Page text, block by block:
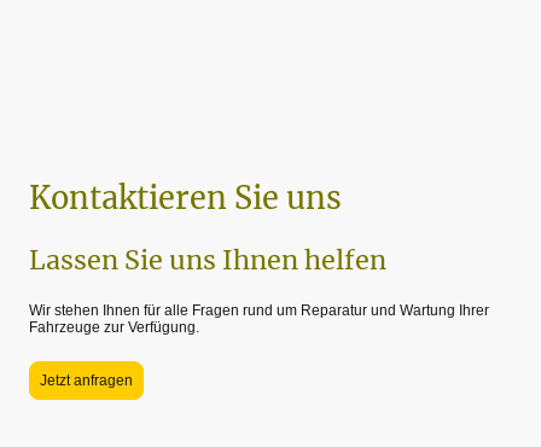
Kontaktieren Sie uns
Lassen Sie uns Ihnen helfen
Wir stehen Ihnen für alle Fragen rund um Reparatur und Wartung Ihrer
Fahrzeuge zur Verfügung.
Jetzt anfragen